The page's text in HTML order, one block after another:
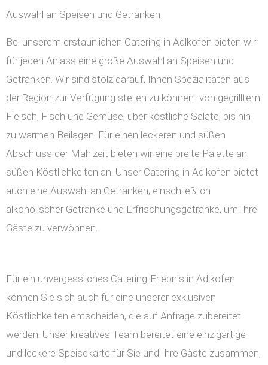
Auswahl an Speisen und Getränken
Bei unserem erstaunlichen Catering in Adlkofen bieten wir
für jeden Anlass eine große Auswahl an Speisen und
Getränken. Wir sind stolz darauf, Ihnen Spezialitäten aus
der Region zur Verfügung stellen zu können- von gegrilltem
Fleisch, Fisch und Gemüse, über köstliche Salate, bis hin
zu warmen Beilagen. Für einen leckeren und süßen
Abschluss der Mahlzeit bieten wir eine breite Palette an
süßen Köstlichkeiten an. Unser Catering in Adlkofen bietet
auch eine Auswahl an Getränken, einschließlich
alkoholischer Getränke und Erfrischungsgetränke, um Ihre
Gäste zu verwöhnen.
Für ein unvergessliches Catering-Erlebnis in Adlkofen
können Sie sich auch für eine unserer exklusiven
Köstlichkeiten entscheiden, die auf Anfrage zubereitet
werden. Unser kreatives Team bereitet eine einzigartige
und leckere Speisekarte für Sie und Ihre Gäste zusammen,